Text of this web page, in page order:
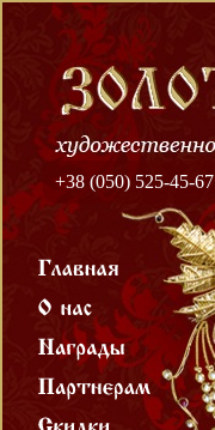
+38 (050) 525-45-67